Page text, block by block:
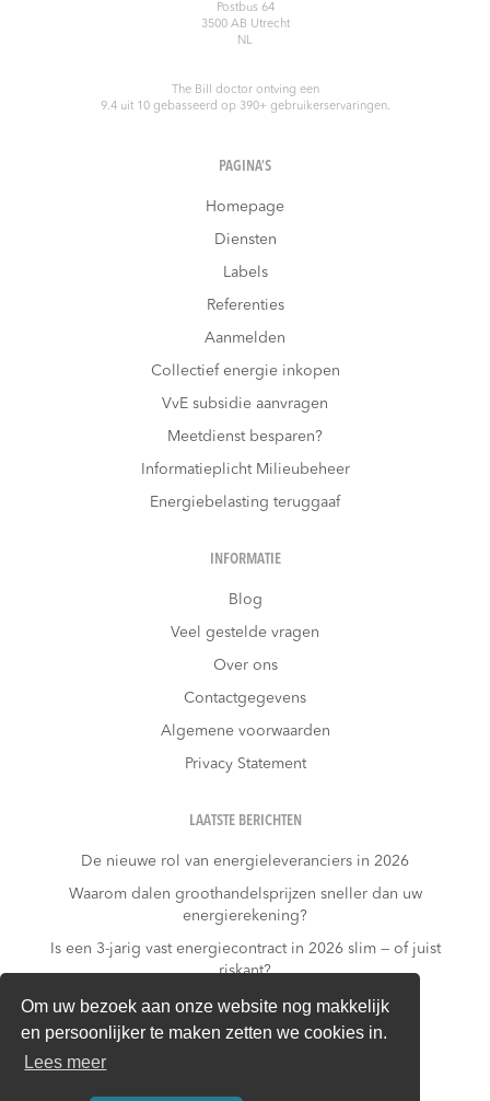
Om uw bezoek aan onze website nog makkelijk
en persoonlijker te maken zetten we cookies in.
Lees meer
Postbus 64
3500 AB Utrecht
NL
The Bill doctorontving een
9.4uit 10gebasseerd op 390+ gebruikerservaringen.
PAGINA’S
Homepage
Diensten
Labels
Referenties
Aanmelden
Collectief energie inkopen
VvE subsidie aanvragen
Meetdienst besparen?
Informatieplicht Milieubeheer
Energiebelasting teruggaaf
INFORMATIE
Blog
Veel gestelde vragen
Over ons
Contactgegevens
Algemene voorwaarden
Privacy Statement
LAATSTE BERICHTEN
De nieuwe rol van energieleveranciers in 2026
Waarom dalen groothandelsprijzen sneller dan uw
energierekening?
Is een 3-jarig vast energiecontract in 2026 slim — of juist
riskant?
Wat kost niets doen?
Warmtepomp + dynamisch contract: gouden